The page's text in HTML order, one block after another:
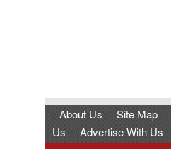
About Us Site Map
Us
Advertise With Us